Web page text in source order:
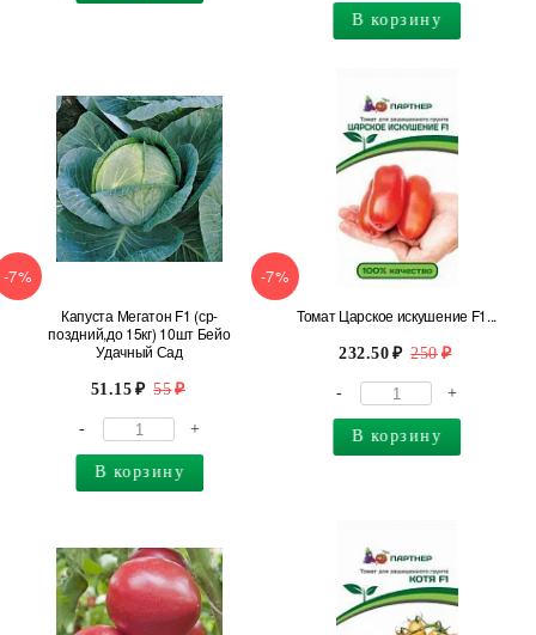
В корзину
-7%
Капуста Мегатон F1 (ср-
поздний,до 15кг) 10шт Бейо
Удачный Сад
51.15 55
- +
В корзину
-7%
Томат Царское искушение F1...
232.50 250
- +
В корзину